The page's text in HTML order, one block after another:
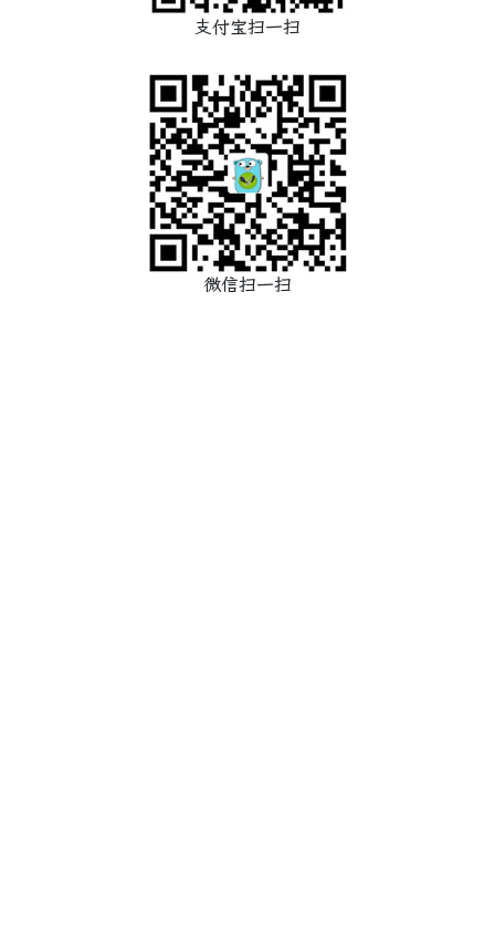
支付宝扫一扫
微信扫一扫